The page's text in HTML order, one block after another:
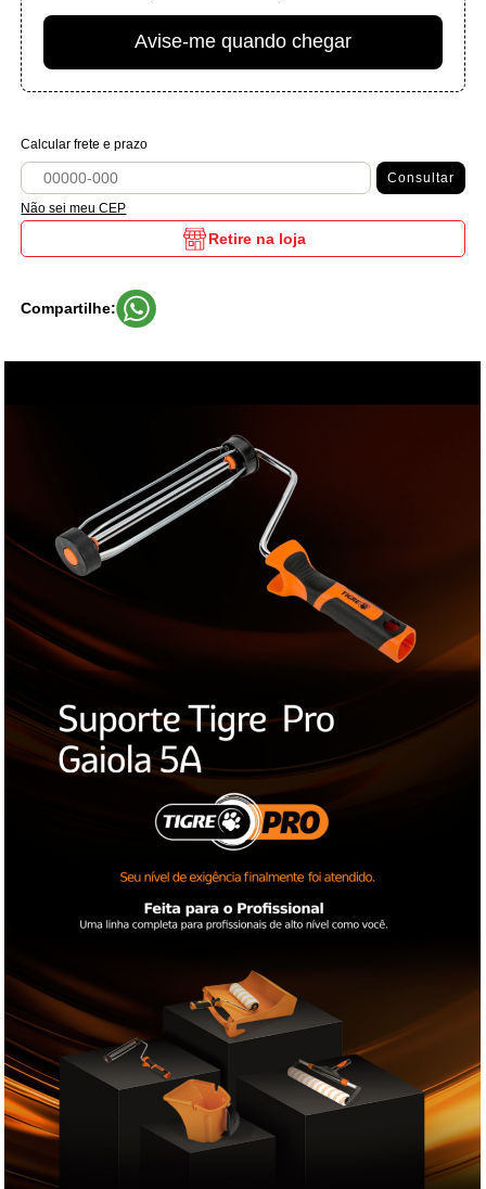
Avise-me quando chegar
Calcular frete e prazo
Consultar
Não sei meu CEP
Retire na loja
Compartilhe: